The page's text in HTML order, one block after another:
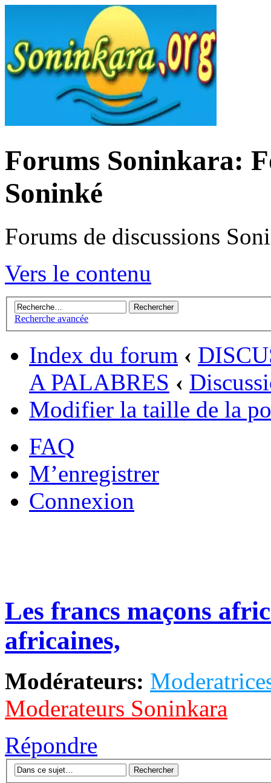
Forums Soninkara:
Soninké
Forums de discussions
Vers le contenu
Recherche avancée
Index du forum ‹
A PALABRES ‹
Modifier la taille de la
FAQ
M’enregistrer
Connexion
Les francs maçons
africaines,
Modérateurs:
Moderateurs Soninkara
Répondre